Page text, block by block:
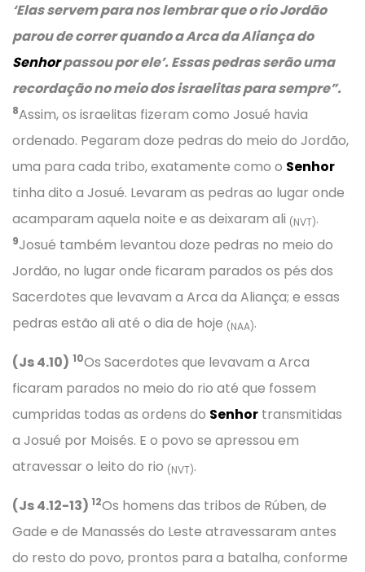
‘Elas servem para nos lembrar que o rio Jordão
parou de correr quando a Arca da Aliança do
Senhorpassou por ele’. Essas pedras serão uma
recordação no meio dos israelitas para sempre”.
8Assim, os israelitas fizeram como Josué havia
ordenado. Pegaram doze pedras do meio do Jordão,
uma para cada tribo, exatamente como o Senhor
tinha dito a Josué. Levaram as pedras ao lugar onde
acamparam aquela noite e as deixaram ali (NVT).
9Josué também levantou doze pedras no meio do
Jordão, no lugar onde ficaram parados os pés dos
Sacerdotes que levavam a Arca da Aliança; e essas
pedras estão ali até o dia de hoje (NAA).
(Js 4.10) 10Os Sacerdotes que levavam a Arca
ficaram parados no meio do rio até que fossem
cumpridas todas as ordens do Senhor transmitidas
a Josué por Moisés. E o povo se apressou em
atravessar o leito do rio (NVT).
(Js 4.12-13) 12Os homens das tribos de Rúben, de
Gade e de Manassés do Leste atravessaram antes
do resto do povo, prontos para a batalha, conforme